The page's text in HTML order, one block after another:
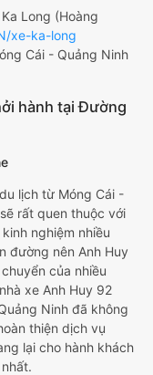
Long (Hoàng
xe-ka-long
Cái - Quảng Ninh
hành tại Đường
lịch từ Móng Cái -
rất quen thuộc với
nghiệm nhiều
đường nên Anh Huy
của nhiều
xe Anh Huy 92
Ninh đã không
thiện dịch vụ
lại cho hành khách